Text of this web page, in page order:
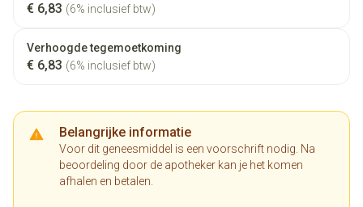
€ 6,83 (6% inclusief btw)
Verhoogde tegemoetkoming
€ 6,83 (6% inclusief btw)
Belangrijke informatie
Voor dit geneesmiddel is een voorschrift nodig. Na
beoordeling door de apotheker kan je het komen
afhalen en betalen.